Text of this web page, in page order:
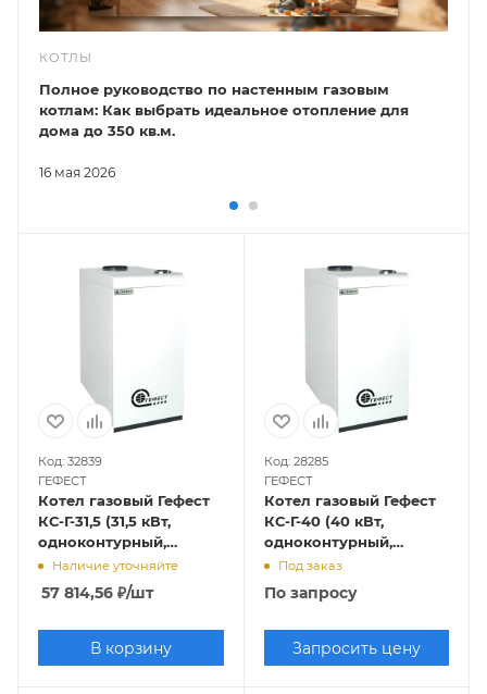
КОТЛЫ
16 мая 2026
Полное руководство по настенным газовым
котлам: Как выбрать идеальное отопление для
дома до 350 кв.м.
Код: 32839
ГЕФЕСТ
Котел газовый Гефест
КС-Г-31,5 (31,5 кВт,
одноконтурный,
открытая камера
сгорания)
Наличие уточняйте
57 814,56 ₽/шт
В корзину
Код: 28285
ГЕФЕСТ
Котел газовый Гефест
КС-Г-40 (40 кВт,
одноконтурный,
открытая камера
сгорания)
Под заказ
По запросу
Запросить цену